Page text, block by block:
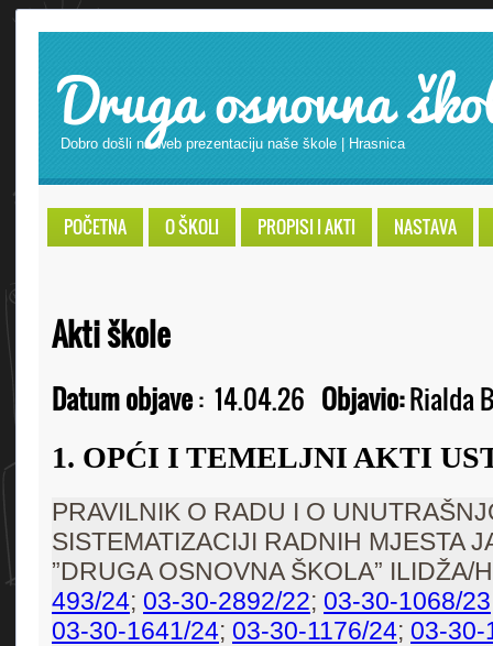
Druga osnovna
Dobro došli na web prezentaciju naše škole | Hrasnica
POČETNA O ŠKOLI PROPISI I AKTI NASTAVA
Akti škole
Datum objave: 14.04.26 Objavio:Rialda
1. OPĆI I TEMELJNI AKTI
PRAVILNIK O RADU I O
SISTEMATIZACIJI RADNIH MJESTA
”DRUGA OSNOVNA ŠKOLA” ILIDŽA/
493/24; 03-30-2892/22; 03-30-1068/23
03-30-1641/24; 03-30-1176/24; 03-30-